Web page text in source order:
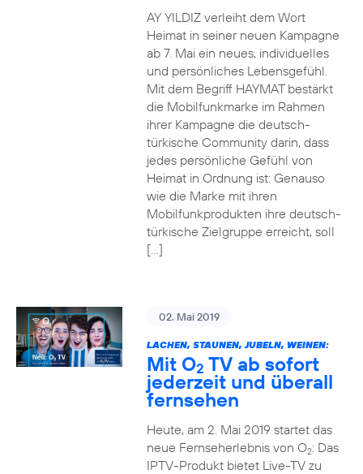
AY YILDIZ verleiht dem Wort
Heimat in seiner neuen Kampagne
ab 7. Mai ein neues, individuelles
und persönliches Lebensgefühl.
Mit dem Begriff HAYMAT bestärkt
die Mobilfunkmarke im Rahmen
ihrer Kampagne die deutsch-
türkische Community darin, dass
jedes persönliche Gefühl von
Heimat in Ordnung ist: Genauso
wie die Marke mit ihren
Mobilfunkprodukten ihre deutsch-
türkische Zielgruppe erreicht, soll
[…]
02. Mai 2019
LACHEN, STAUNEN, JUBELN, WEINEN:
Mit O2 TV ab sofort
jederzeit und überall
fernsehen
Heute, am 2. Mai 2019 startet das
neue Fernseherlebnis von O2: Das
IPTV-Produkt bietet Live-TV zu